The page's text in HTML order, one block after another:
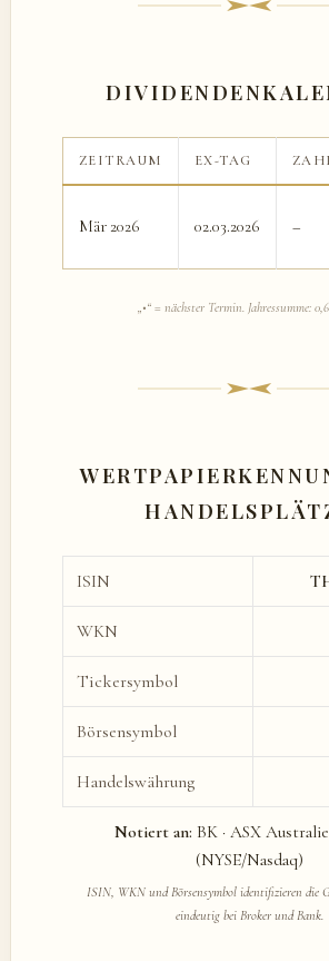
ZEITRAUM EX-TAG
Mär 2026 02.03.2026 –
„•“ = nächster Termin. Jahressumme:
ISIN
WKN
Tickersymbol
Börsensymbol
Handelswährung
Notiert an: BK · ASX
(NYSE/Nasdaq)
ISIN, WKN und Börsensymbol identifizieren die
eindeutig bei Broker und Bank.